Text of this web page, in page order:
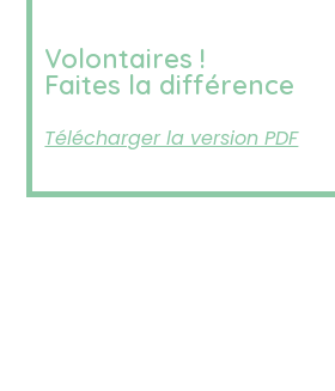
Volontaires !
Faites la différence
Télécharger la version PDF